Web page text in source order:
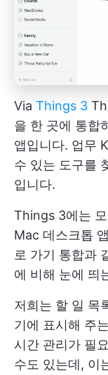
Via Things 3
을 한 곳에 통합
앱입니다. 업무
수 있는 도구를
입니다.
Things 3에는
Mac 데스크톱
로 가기 통합과
에 비해 눈에 띄
저희는 할 일 목
기에 표시해 주
시간 관리가 필
수도 있는데, 이